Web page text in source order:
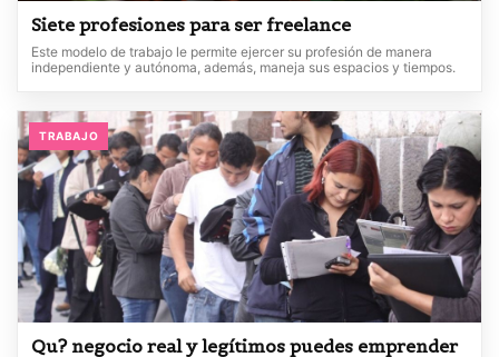
Siete profesiones para ser freelance
Este modelo de trabajo le permite ejercer su profesión de manera
independiente y autónoma, además, maneja sus espacios y tiempos.
TRABAJO
Qu? negocio real y legítimos puedes emprender